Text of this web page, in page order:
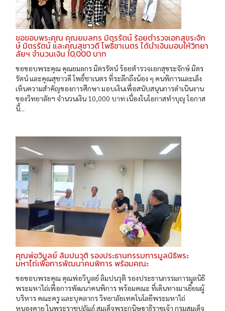
ขอขอบพระคุณ คุณยมลกร มิตรรัตน์ ร้อยตำรวจเอกสุขระจัก
ษ์ มิตรรัตน์ และคุณสุชาวดี โพธิ์ชาเนตร ได้นำเงินมอบให้วิทยา
ลัยฯ จำนวนเงิน 10,000 บาท
ขอขอบพระคุณ คุณยมลกร มิตรรัตน์ ร้อยตำรวจเอกสุขระจักษ์ มิตร
รัตน์ และคุณสุชาวดี โพธิ์ชาเนตร ที่ระลึกถึงน้อง ๆ คนพิการและเล็ง
เห็นความสำคัญของการศึกษา มอบเงินเพื่อสนับสนุนการดำเนินงาน
ของวิทยาลัยฯ จำนวนเงิน 10,000 บาท เนื่องในโอกาสทำบุญ โอกาส
นี้...
คุณพ่อวิบูลย์ ลิมปนวุติ รองประธานกรรมการมูลนิธิพระ
มหาไถ่เพื่อการพัฒนาคนพิการ พร้อมคณะ
ขอขอบพระคุณ คุณพ่อวิบูลย์ ลิมปนวุติ รองประธานกรรมการมูลนิธิ
พระมหาไถ่เพื่อการพัฒนาคนพิการ พร้อมคณะ ที่เดินทางมาเยี่ยมผู้
บริหาร คณะครู และบุคลากร วิทยาลัยเทคโนโลยีพระมหาไถ่
หนองคาย ในพระราชูปถัมภ์ สมเด็จพระกนิษฐาธิราชเจ้า กรมสมเด็จ